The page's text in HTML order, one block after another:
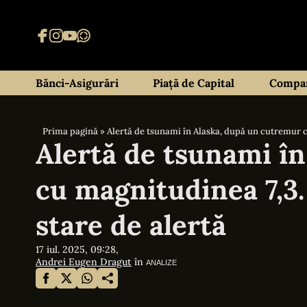
Bănci-Asigurări Piață de Capital
Prima pagină»Alertă de tsunami în Alaska, după un cutremur
Alertă de tsunami
cu magnitudinea
stare de alertă
17 iul. 2025, 09:28,
Andrei Eugen Dragut în ANALIZE